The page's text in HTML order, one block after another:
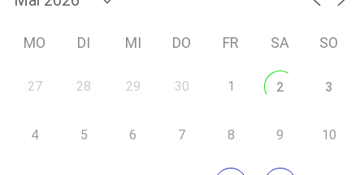
MO DI MI DO FR SA SO
27 28 29 30 1 2 3
4 5 6 7 8 9 10